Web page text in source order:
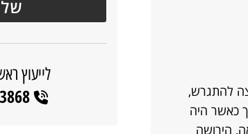
להתגרש,
כאשר היה
הירושה
לייעוץ
077-9973868